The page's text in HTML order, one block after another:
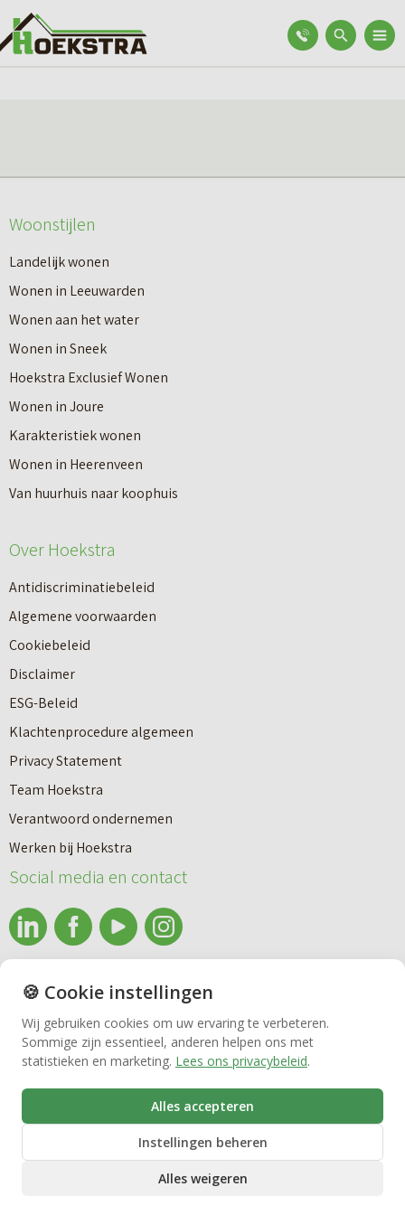
Nieuwbouw
Huren
Bedrijfsmakelaardij
Vastgoedbeheer
VvE beheer
Zorgwoningen
Woonstijlen
Landelijk wonen
Wonen in Leeuwarden
Wonen aan het water
Wonen in Sneek
Hoekstra Exclusief Wonen
Wonen in Joure
Karakteristiek wonen
Wonen in Heerenveen
Van huurhuis naar koophuis
Over Hoekstra
Antidiscriminatiebeleid
Algemene voorwaarden
Cookiebeleid
Disclaimer
ESG-Beleid
Klachtenprocedure algemeen
Privacy Statement
Team Hoekstra
Verantwoord ondernemen
Werken bij Hoekstra
Social media en contact
info@makelaardijhoekstra.nl
Alle contactgegevens
Bekijk de laatste nieuwsbrief van Makelaardij Hoekstra
Inschrijven nieuwsbrief Makelaardij Hoekstra
🍪 Cookie instellingen
Wij gebruiken cookies om uw ervaring te verbeteren.
Sommige zijn essentieel, anderen helpen ons met
statistieken en marketing. Lees ons privacybeleid.
Alles accepteren
Instellingen beheren
Alles weigeren